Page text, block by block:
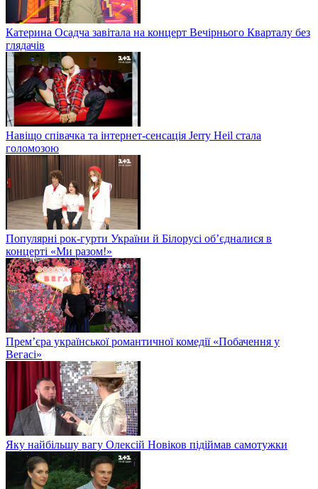
Катерина Осадча завітала на концерт Вечірнього Кварталу без
глядачів
Навіщо співачка та інтернет-сенсація Jerry Heil стала
голомозою
Популярні рок-гурти України й Білорусі об’єдналися в
концерті «Ми разом!»
Прем’єра української романтичної комедії «Побачення у
Вегасі»
Яку найбільшу вагу Олексій Новіков підіймав самотужки